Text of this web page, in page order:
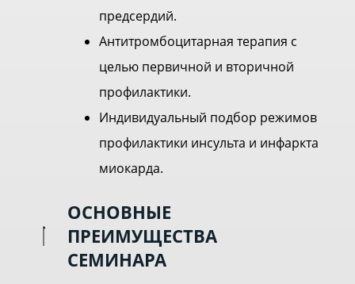
предсердий.
Антитромбоцитарная терапия с
целью первичной и вторичной
профилактики.
Индивидуальный подбор режимов
профилактики инсульта и инфаркта
миокарда.
ОСНОВНЫЕ
ПРЕИМУЩЕСТВА
СЕМИНАРА